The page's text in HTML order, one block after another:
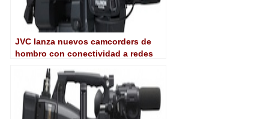
JVC lanza nuevos camcorders de
hombro con conectividad a redes